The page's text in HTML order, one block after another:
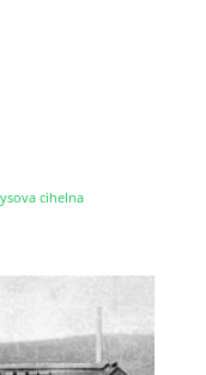
podpory
cihelna